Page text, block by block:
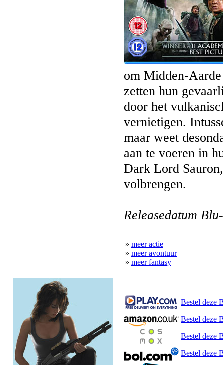
om Midden-
zetten hun
door het
vernietigen.
maar weet
aan te voeren in
Dark Lord
volbrengen.
Releasedatum
» meer actie
» meer avontuur
» meer fantasy
Bestel deze
Bestel deze
Bestel deze
Bestel deze